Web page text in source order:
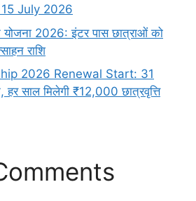
July 2026
योजना 2026: इंटर पास छात्राओं को
राशि
2026 Renewal Start: 31
साल मिलेगी ₹12,000 छात्रवृत्ति